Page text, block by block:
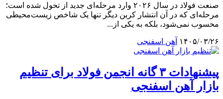
صنعت فولاد در سال ۲۰۲۶ وارد مرحله‌ای جدید از تحول شده است؛
مرحله‌ای که در آن انتشار کربن دیگر تنها یک شاخص زیست‌محیطی
محسوب نمی‌شود، بلکه به یکی از...
۱۴۰۵/۰۳/۲۶ آهن اسفنجی
پیشنهادات ۳ گانه انجمن فولاد برای تنظیم
بازار آهن اسفنجی